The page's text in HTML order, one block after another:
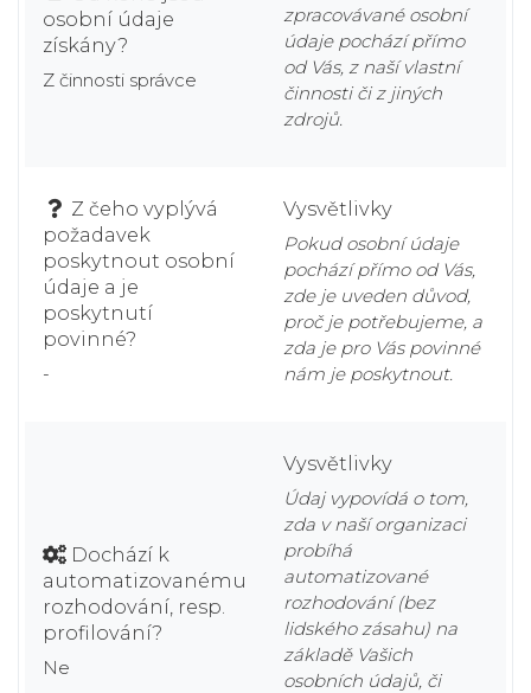
osobní údaje
získány?
Z činnosti správce
zpracovávané osobní
údaje pochází přímo
od Vás, z naší vlastní
činnosti či z jiných
zdrojů.
Z čeho vyplývá
požadavek
poskytnout osobní
údaje a je
poskytnutí
povinné?
-
Vysvětlivky
Pokud osobní údaje
pochází přímo od Vás,
zde je uveden důvod,
proč je potřebujeme, a
zda je pro Vás povinné
nám je poskytnout.
Dochází k
automatizovanému
rozhodování, resp.
profilování?
Ne
Vysvětlivky
Údaj vypovídá o tom,
zda v naší organizaci
probíhá
automatizované
rozhodování (bez
lidského zásahu) na
základě Vašich
osobních údajů, či